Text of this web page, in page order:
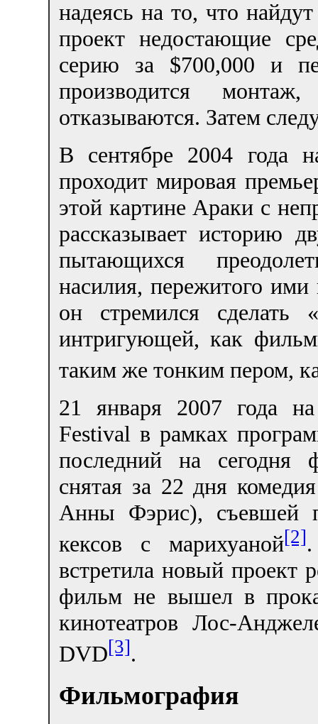
надеясь на то, что
проект недостающие
серию за $700,000 и
производится
отказываются. Затем
В сентябре 2004 года
проходит мировая
этой картине Араки с
рассказывает историю
пытающихся
насилия, пережитого ими
он стремился сделать
интригующей, как
таким же тонким пером,
21 января 2007 года
Festival в рамках
последний на
снятая за 22 дня
Анны Фэрис), съевшей
кексов с марихуаной[2]
встретила новый
фильм не вышел в
кинотеатров Лос-
DVD[3].
Фильмография